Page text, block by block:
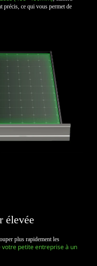
précis, ce qui vous permet de
élevée
plus rapidement les
petite entreprise à un